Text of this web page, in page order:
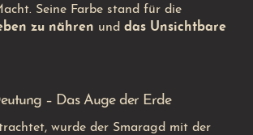
Seine Farbe stand für die
zu nähren und das Unsichtbare
– Das Auge der Erde
wurde der Smaragd mit der